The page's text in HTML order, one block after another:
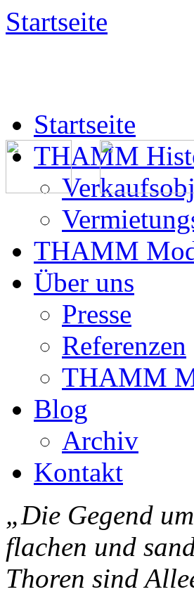
Startseite
Startseite
THAMM
THAMM
Über uns
Presse
Referenzen
THAMM
Blog
Archiv
Kontakt
„Die Gegend
flachen und
Thoren sind